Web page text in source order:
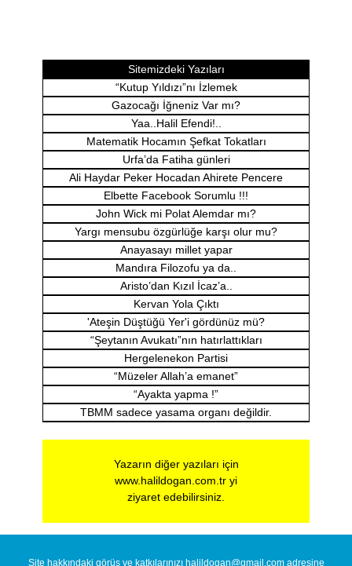
Sitemizdeki Yazıları
“Kutup Yıldızı”nı İzlemek
Gazocağı İğneniz Var mı?
Yaa..Halil Efendi!..
Matematik Hocamın Şefkat Tokatları
Urfa’da Fatiha günleri
Ali Haydar Peker Hocadan Ahirete Pencere
Elbette Facebook Sorumlu !!!
John Wick mi Polat Alemdar mı?
Yargı mensubu özgürlüğe karşı olur mu?
Anayasayı millet yapar
Mandıra Filozofu ya da..
Aristo’dan Kızıl İcaz’a..
Kervan Yola Çıktı
'Ateşin Düştüğü Yer'i gördünüz mü?
“Şeytanın Avukatı”nın hatırlattıkları
Hergelenekon Partisi
“Müzeler Allah’a emanet”
“Ayakta yapma !”
TBMM sadece yasama organı değildir.
Yazarın diğer yazıları için
www.halildogan.com.tr yi
ziyaret edebilirsiniz.
Site hakkındaki görüş ve katkılarınızı halildogan@gmail.comadresine